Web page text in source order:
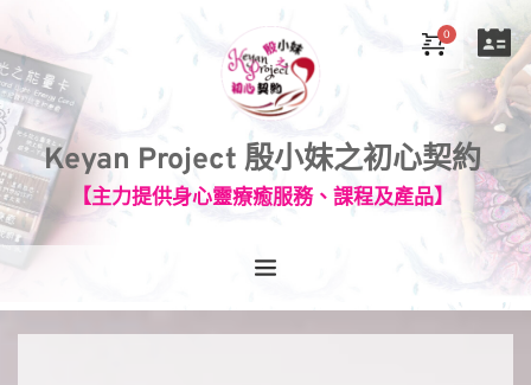
Keyan Project 殷小妹之初心契約
【主力提供身心靈療癒服務、課程及產品】